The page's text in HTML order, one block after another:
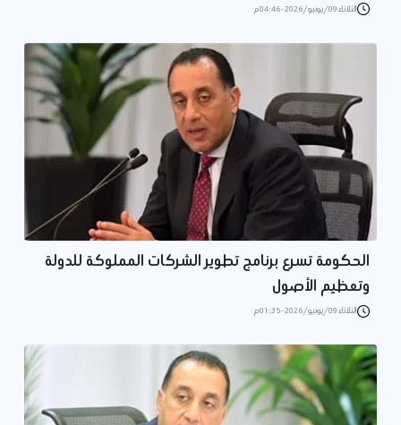
الثلاثاء 09/يونيو/2026 - 04:46 م
الحكومة تسرع برنامج تطوير الشركات المملوكة للدولة
وتعظيم الأصول
الثلاثاء 09/يونيو/2026 - 01:35 م